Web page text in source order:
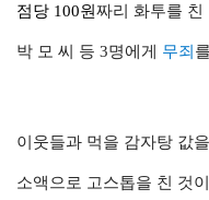
점당 100원짜리 화투를 친
박 모 씨 등 3명에게 무죄
이웃들과 먹을 감자탕 값
소액으로 고스톱을 친 것이